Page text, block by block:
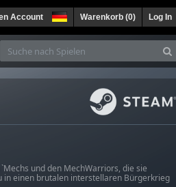
Account Warenkorb (0) Log In
und den MechWarriors, die sie
in einen brutalen interstellaren Bürgerkrieg